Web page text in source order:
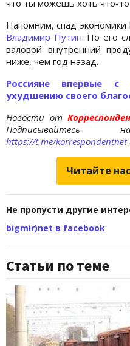
что ты можешь хоть что-
Напомним, спад
Владимир Путин. По его
валовой внутренний
ниже, чем год назад.
Россияне впервые
ухудшению своего
Новости от
https://t.me/korrespondentnet
Читайте
Не пропусти другие
bigmir)net в facebook
Статьи по теме